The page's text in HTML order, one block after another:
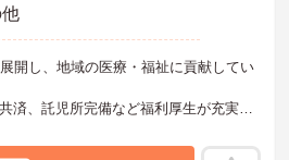
開し、地域の医療・福祉に貢献してい
済、託児所完備など福利厚生が充実し
ポイントなど、さらに詳細をお話しい